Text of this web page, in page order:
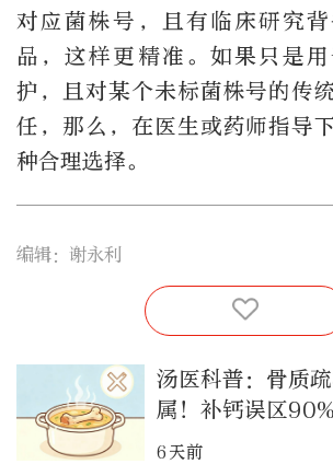
对应菌株号，且有临床研究
品，这样更精准。如果只是
护，且对某个未标菌株号的传
任，那么，在医生或药师指导
种合理选择。
编辑：谢永利
汤医科普：骨质
属！补钙误区
6天前